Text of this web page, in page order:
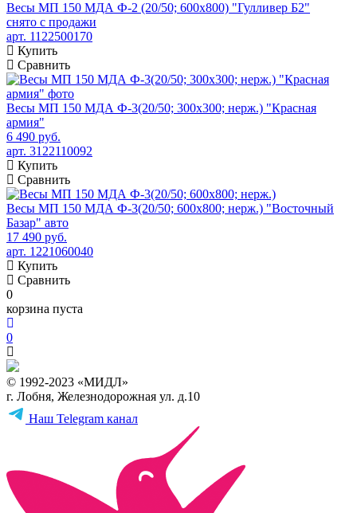
Весы МП 150 МДА Ф-2 (20/50; 600х800) "Гулливер Б2"
снято с продажи
арт. 1122500170
Купить
Сравнить
Весы МП 150 МДА Ф-3(20/50; 300х300; нерж.) "Красная
армия"
6 490 руб.
арт. 3122110092
Купить
Сравнить
Весы МП 150 МДА Ф-3(20/50; 600х800; нерж.) "Восточный
Базар" авто
17 490 руб.
арт. 1221060040
Купить
Сравнить
0
корзина пуста
0
© 1992-2023 «МИДЛ»
г. Лобня, Железнодорожная ул. д.10
Наш Telegram канал